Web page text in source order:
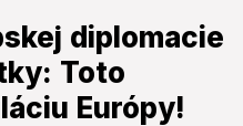
diplomacie
Toto
Európy!
diplomacie
Toto označil